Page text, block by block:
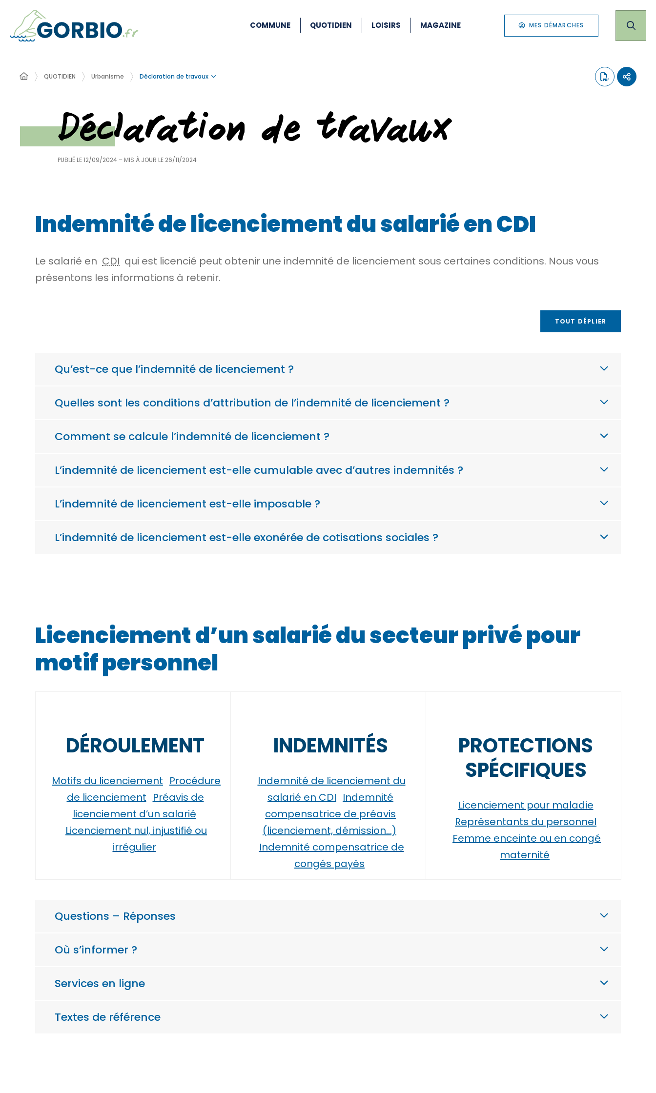
COMMUNE QUOTIDIEN LOISIRS MAGAZINE MES DÉMARCHES
QUOTIDIEN Urbanisme Déclaration de travaux
Déclaration de travaux
PUBLIÉ LE12/09/2024 – MIS À JOUR LE 26/11/2024
Indemnité de licenciement du salarié en CDI
Le salarié en CDI qui est licencié peut obtenir une indemnité de licenciement sous certaines conditions. Nous vous
présentons les informations à retenir.
TOUT DÉPLIER
Qu’est-ce que l’indemnité de licenciement ?
Quelles sont les conditions d’attribution de l’indemnité de licenciement ?
Comment se calcule l’indemnité de licenciement ?
L’indemnité de licenciement est-elle cumulable avec d’autres indemnités ?
L’indemnité de licenciement est-elle imposable ?
L’indemnité de licenciement est-elle exonérée de cotisations sociales ?
Licenciement d’un salarié du secteur privé pour
motif personnel
DÉROULEMENT
Motifs du licenciement Procédure
de licenciement Préavis de
licenciement d’un salarié
Licenciement nul, injustifié ou
irrégulier
INDEMNITÉS
Indemnité de licenciement du
salarié en CDI Indemnité
compensatrice de préavis
(licenciement, démission…)
Indemnité compensatrice de
congés payés
PROTECTIONS
SPÉCIFIQUES
Licenciement pour maladie
Représentants du personnel
Femme enceinte ou en congé
maternité
Questions – Réponses
Où s’informer ?
Services en ligne
Textes de référence